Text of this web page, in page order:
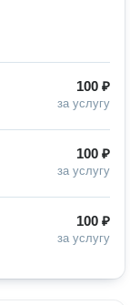
100 ₽
за услугу
100 ₽
за услугу
100 ₽
за услугу